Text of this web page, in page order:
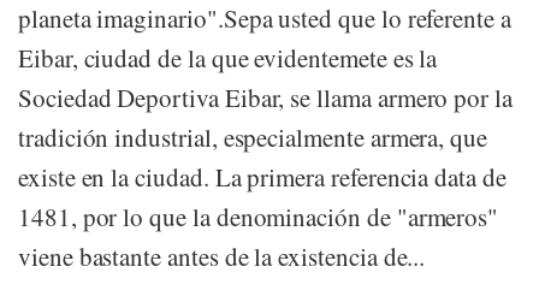
planeta imaginario".Sepa usted que lo referente a
Eibar, ciudad de la que evidentemete es la
Sociedad Deportiva Eibar, se llama armero por la
tradición industrial, especialmente armera, que
existe en la ciudad. La primera referencia data de
1481, por lo que la denominación de "armeros"
viene bastante antes de la existencia de...